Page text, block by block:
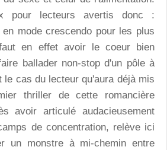
pour lecteurs avertis donc :
mode crescendo pour les plus
en effet avoir le coeur bien
ballader non-stop d'un pôle à
le cas du lecteur qu'aura déjà mis
thriller de cette romancière
avoir articulé audacieusement
de concentration, relève ici
un monstre à mi-chemin entre